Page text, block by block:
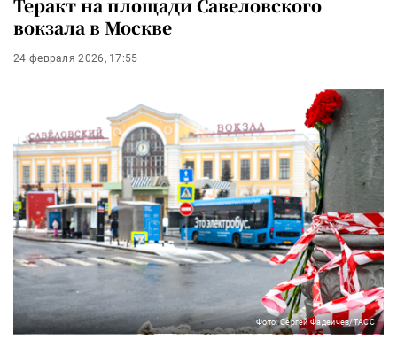
Теракт на площади Савеловского
вокзала в Москве
24 февраля 2026, 17:55
Фото: Сергей Фадеичев/ТАСС